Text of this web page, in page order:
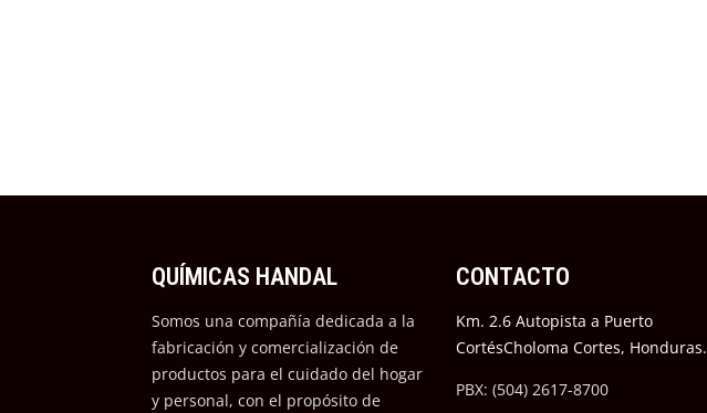
QUÍMICAS HANDAL
Somos una compañía dedicada a la
fabricación y comercialización de
productos para el cuidado del hogar
y personal, con el propósito de
CONTACTO
Km. 2.6 Autopista a Puerto
CortésCholoma Cortes, Honduras.
PBX: (504) 2617-8700